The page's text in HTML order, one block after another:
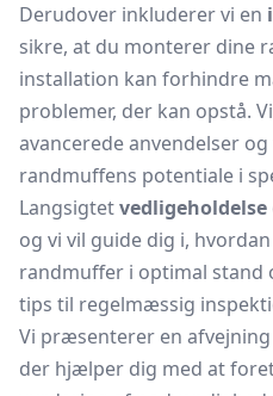
Derudover inkluderer vi en
sikre, at du monterer dine
installation kan forhindre
problemer, der kan opstå.
avancerede anvendelser
randmuffens potentiale i
Langsigtetvedligeholdelse
og vi vil guide dig i,
randmuffer i optimal stand
tips til regelmæssig
Vi præsenterer en
der hjælper dig med at